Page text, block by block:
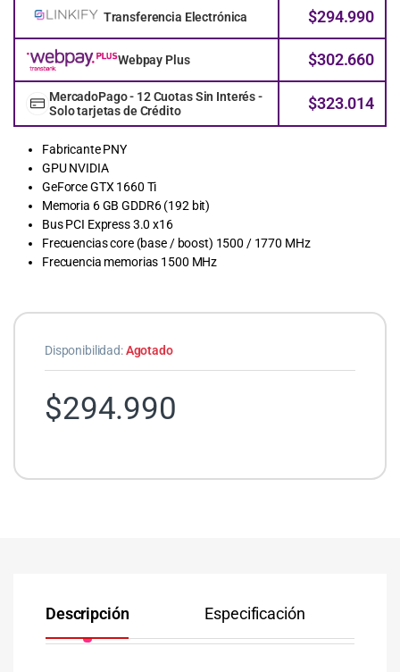
Transferencia Electrónica $294.990
Webpay Plus $302.660
MercadoPago - 12 Cuotas Sin Interés -
Solo tarjetas de Crédito
$323.014
Fabricante PNY
GPU NVIDIA
GeForce GTX 1660 Ti
Memoria 6 GB GDDR6 (192 bit)
Bus PCI Express 3.0 x16
Frecuencias core (base / boost) 1500 / 1770 MHz
Frecuencia memorias 1500 MHz
Disponibilidad:Agotado
$294.990
Descripción Especificación